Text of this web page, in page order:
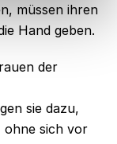
müssen ihren
Hand geben.
der
sie dazu,
ohne sich vor